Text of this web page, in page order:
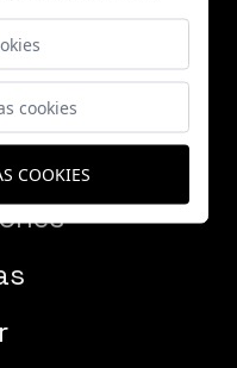
cookies
COOKIES